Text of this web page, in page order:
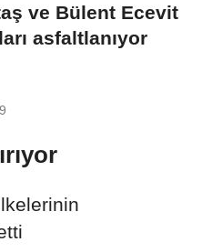
ve Bülent Ecevit
asfaltlanıyor